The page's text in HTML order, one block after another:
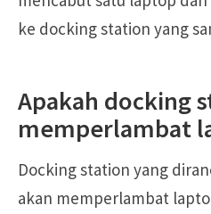
ke docking station yang
Apakah docking
memperlambat
Docking station yang
akan memperlambat